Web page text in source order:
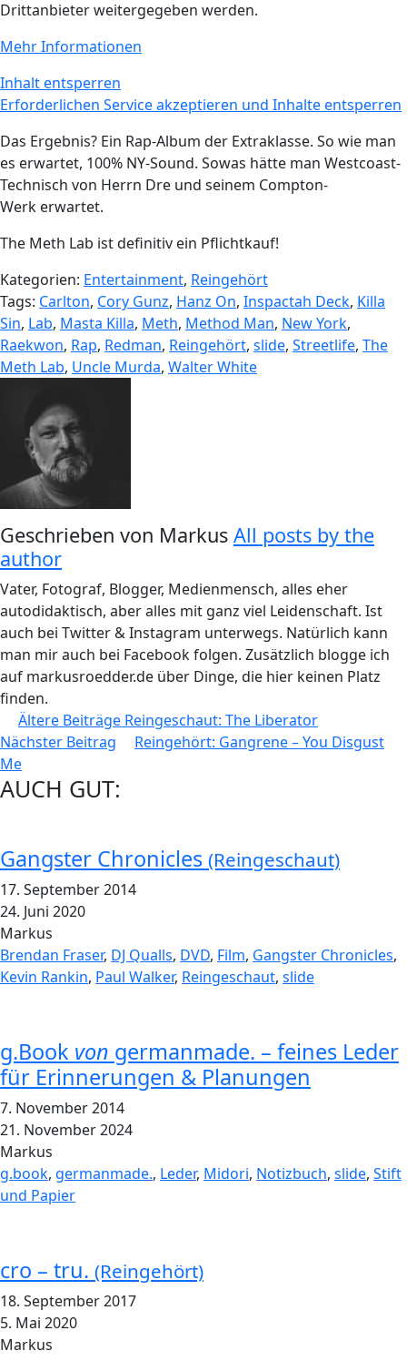
Drittanbieter weitergegeben werden.
Mehr Informationen
Inhalt entsperren
Erforderlichen Service akzeptieren und Inhalte entsperren
Das Ergebnis? Ein Rap-Album der Extraklasse. So wie man
es erwartet, 100% NY-Sound. Sowas hätte man Westcoast-
Technisch von Herrn Dre und seinem Compton-
Werk erwartet.
The Meth Lab ist definitiv ein Pflichtkauf!
Kategorien: Entertainment, Reingehört
Tags: Carlton, Cory Gunz, Hanz On, Inspactah Deck, Killa
Sin, Lab, Masta Killa, Meth, Method Man, New York,
Raekwon, Rap, Redman, Reingehört, slide, Streetlife, The
Meth Lab, Uncle Murda, Walter White
Geschrieben von Markus All posts by the
author
Vater, Fotograf, Blogger, Medienmensch, alles eher
autodidaktisch, aber alles mit ganz viel Leidenschaft. Ist
auch bei Twitter & Instagram unterwegs. Natürlich kann
man mir auch bei Facebook folgen. Zusätzlich blogge ich
auf markusroedder.de über Dinge, die hier keinen Platz
finden.
Beitragsnavigation
Ältere Beiträge Reingeschaut: The Liberator
Nächster Beitrag
Reingehört: Gangrene – You Disgust
Me
AUCH GUT:
Gangster Chronicles (Reingeschaut)
17. September 2014
24. Juni 2020
Markus
Brendan Fraser, DJ Qualls, DVD, Film, Gangster Chronicles,
Kevin Rankin, Paul Walker, Reingeschaut, slide
g.Book von germanmade. – feines Leder
für Erinnerungen & Planungen
7. November 2014
21. November 2024
Markus
g.book, germanmade., Leder, Midori, Notizbuch, slide, Stift
und Papier
cro – tru. (Reingehört)
18. September 2017
5. Mai 2020
Markus